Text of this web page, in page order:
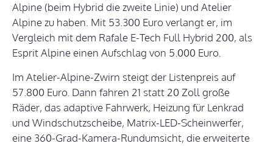
Alpine (beim Hybrid die zweite Linie) und Atelier
Alpine zu haben. Mit 53.300 Euro verlangt er, im
Vergleich mit dem Rafale E-Tech Full Hybrid 200, als
Esprit Alpine einen Aufschlag von 5.000 Euro.
Im Atelier-Alpine-Zwirn steigt der Listenpreis auf
57.800 Euro. Dann fahren 21 statt 20 Zoll große
Räder, das adaptive Fahrwerk, Heizung für Lenkrad
und Windschutzscheibe, Matrix-LED-Scheinwerfer,
eine 360-Grad-Kamera-Rundumsicht, die erweiterte